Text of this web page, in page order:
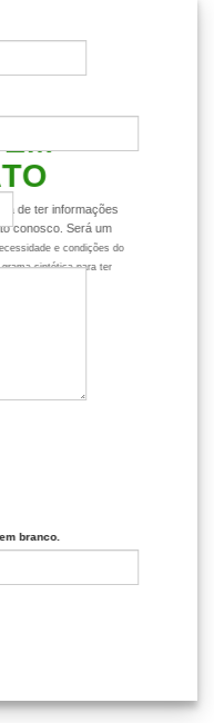
de ter informações
conosco. Será um
e condições do
sintética para ter
branco.